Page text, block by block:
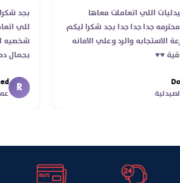
اللي اتعاملت معاها
محترمه جدا جدا جدا بجد شكرا ليكم
الاستجابه والرد وعلي الامانه
♥️♥️‏
Doaa
الصيدلية
بجد
للي
R